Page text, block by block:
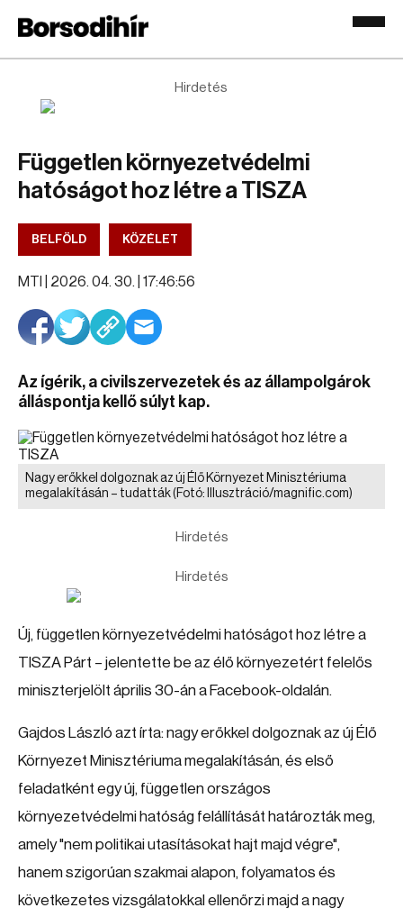
Hirdetés
Független környezetvédelmi
hatóságot hoz létre a TISZA
BELFÖLD KÖZÉLET
MTI | 2026. 04. 30. | 17:46:56
Az ígérik, a civilszervezetek és az állampolgárok
álláspontja kellő súlyt kap.
Nagy erőkkel dolgoznak az új Élő Környezet Minisztériuma
megalakításán – tudatták(Fotó: Illusztráció/magnific.com)
Hirdetés
Hirdetés
Új, független környezetvédelmi hatóságot hoz létre a
TISZA Párt – jelentette be az élő környezetért felelős
miniszterjelölt április 30-án a Facebook-oldalán.
Gajdos László azt írta: nagy erőkkel dolgoznak az új Élő
Környezet Minisztériuma megalakításán, és első
feladatként egy új, független országos
környezetvédelmi hatóság felállítását határozták meg,
amely "nem politikai utasításokat hajt majd végre",
hanem szigorúan szakmai alapon, folyamatos és
következetes vizsgálatokkal ellenőrzi majd a nagy